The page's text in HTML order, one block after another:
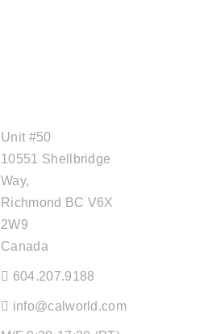
Unit #50
10551 Shellbridge
Way,
Richmond BC V6X
2W9
Canada
604.207.9188
info@calworld.com